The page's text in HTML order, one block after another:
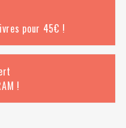
pour 45€ !
!